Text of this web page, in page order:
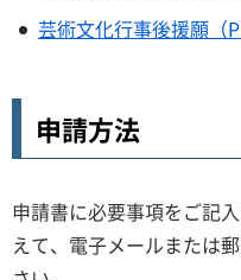
芸術文化行事後援願（
申請方法
申請書に必要事項をご記
えて、電子メールまたは